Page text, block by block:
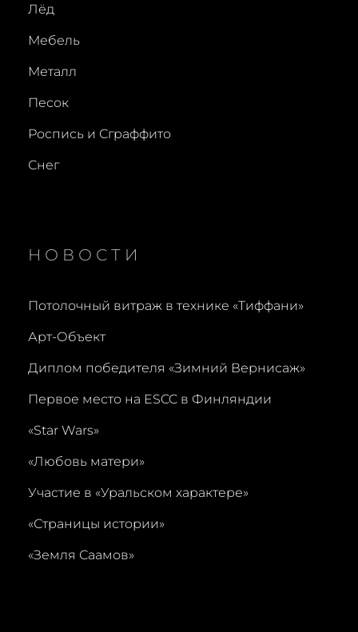
Лёд
Мебель
Металл
Песок
Роспись и Сграффито
Снег
НОВОСТИ
Потолочный витраж в технике «Тиффани»
Арт-Объект
Диплом победителя «Зимний Вернисаж»
Первое место на ESCC в Финляндии
«Star Wars»
«Любовь матери»
Участие в «Уральском характере»
«Страницы истории»
«Земля Саамов»